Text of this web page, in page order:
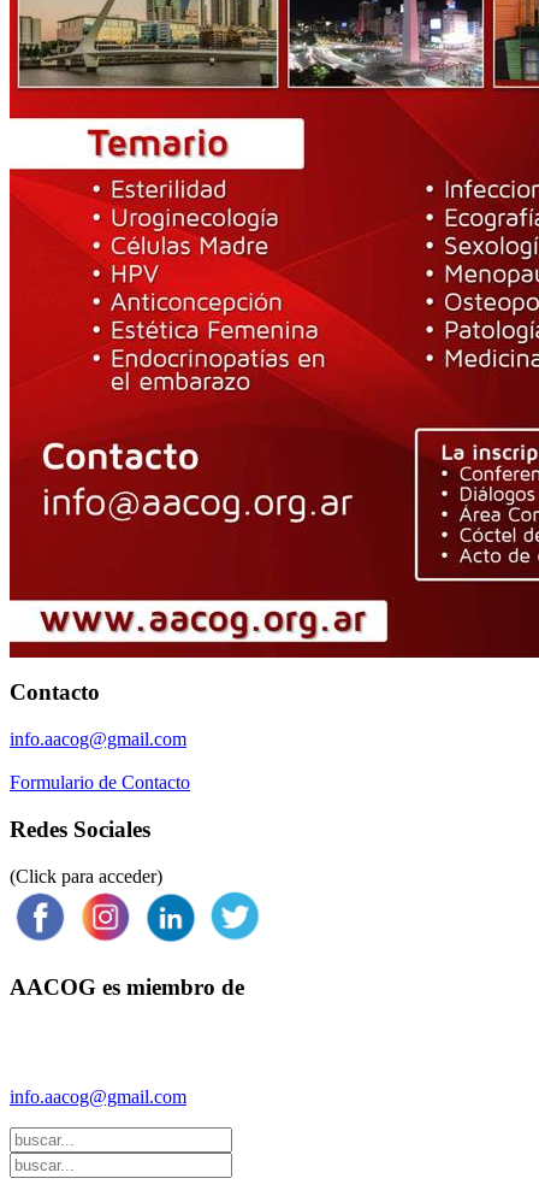
Contacto
info.aacog@gmail.com
Formulario de Contacto
Redes Sociales
(Click para acceder)
AACOG es miembro de
info.aacog@gmail.com